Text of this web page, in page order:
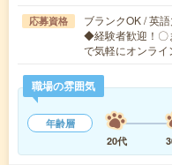
応募資格
ブランクOK / 英
◆経験者歓迎！〇
で気軽にオンラ
職場の雰囲気
年齢層
20代